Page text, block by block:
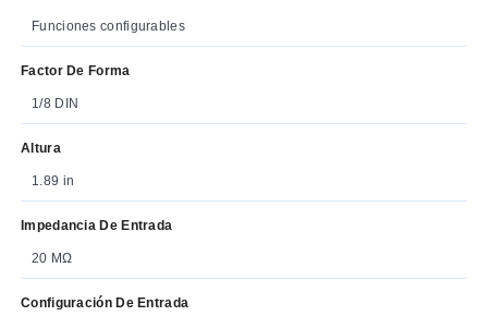
Funciones configurables
Factor De Forma
1/8 DIN
Altura
1.89 in
Impedancia De Entrada
20 MΩ
Configuración De Entrada